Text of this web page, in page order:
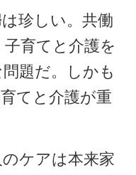
珍しい。共働
育てと介護を
題だ。しかも
てと介護が重
ケアは本来家